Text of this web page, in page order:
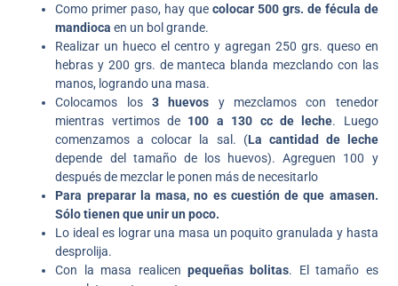
Como primer paso, hay que colocar 500 grs. de fécula de
mandioca en un bol grande.
Realizar un hueco el centro y agregan 250 grs. queso en
hebras y 200 grs. de manteca blanda mezclando con las
manos, logrando una masa.
Colocamos los3 huevos y mezclamos con tenedor
mientras vertimos de 100 a 130 cc de leche. Luego
comenzamos a colocar la sal. (La cantidad de leche
depende del tamaño de los huevos). Agreguen 100 y
después de mezclar le ponen más de necesitarlo
Para preparar la masa, no es cuestión de que amasen.
Sólo tienen que unir un poco.
Lo ideal es lograr una masa un poquito granulada y hasta
desprolija.
Con la masa realicen pequeñas bolitas. El tamaño es